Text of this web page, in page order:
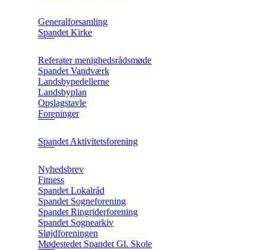
Generalforsamling
Spandet Kirke
Referater menighedsrådsmøde
Spandet Vandværk
Landsbypedellerne
Landsbyplan
Opslagstavle
Foreninger
Spandet Aktivitetsforening
Nyhedsbrev
Fitness
Spandet Lokalråd
Spandet Sogneforening
Spandet Ringriderforening
Spandet Sognearkiv
Sløjdforeningen
Mødestedet Spandet Gl. Skole